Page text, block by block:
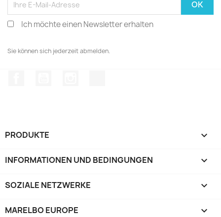
Ich möchte einen Newsletter erhalten
Sie können sich jederzeit abmelden.
PRODUKTE 
INFORMATIONEN UND BEDINGUNGEN 
SOZIALE NETZWERKE 
MARELBO EUROPE 